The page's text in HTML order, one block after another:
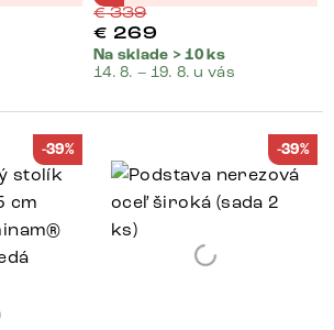
€339
€ 269
Na sklade > 10 ks
14. 8. – 19. 8. u vás
-39% -39%